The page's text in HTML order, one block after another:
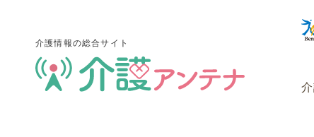
介護情報の総合サイト